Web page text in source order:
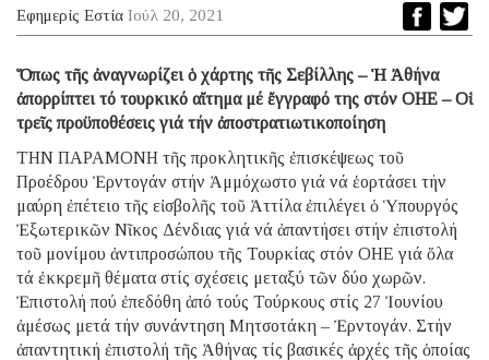
Εφημερίς Εστία Ιούλ 20, 2021
Ὅπως τῆς ἀναγνωρίζει ὁ χάρτης τῆς Σεβίλλης – Ἡ Ἀθήνα
ἀπορρίπτει τό τουρκικό αἴτημα μέ ἔγγραφό της στόν ΟΗΕ – Οἱ
τρεῖς προϋποθέσεις γιά τήν ἀποστρατιωτικοποίηση
ΤΗΝ ΠΑΡΑΜΟΝΗ τῆς προκλητικῆς ἐπισκέψεως τοῦ
Προέδρου Ἐρντογάν στήν Ἀμμόχωστο γιά νά ἑορτάσει τήν
μαύρη ἐπέτειο τῆς εἰσβολῆς τοῦ Ἀττίλα ἐπιλέγει ὁ Ὑπουργός
Ἐξωτερικῶν Νῖκος Δένδιας γιά νά ἀπαντήσει στήν ἐπιστολή
τοῦ μονίμου ἀντιπροσώπου τῆς Τουρκίας στόν ΟΗΕ γιά ὅλα
τά ἐκκρεμῆ θέματα στίς σχέσεις μεταξύ τῶν δύο χωρῶν.
Ἐπιστολή πού ἐπεδόθη ἀπό τούς Τούρκους στίς 27 Ἰουνίου
ἀμέσως μετά τήν συνάντηση Μητσοτάκη – Ἐρντογάν. Στήν
ἀπαντητική ἐπιστολή τῆς Ἀθήνας τίς βασικές ἀρχές τῆς ὁποίας